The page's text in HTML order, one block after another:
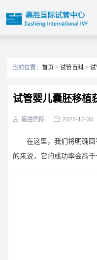
当前位置： 首页 > 试管百科 >
试管婴儿囊胚移植
 嘉胜国际  2023-12-30
在这里，我们将明确回
的来说，它的成功率会高于